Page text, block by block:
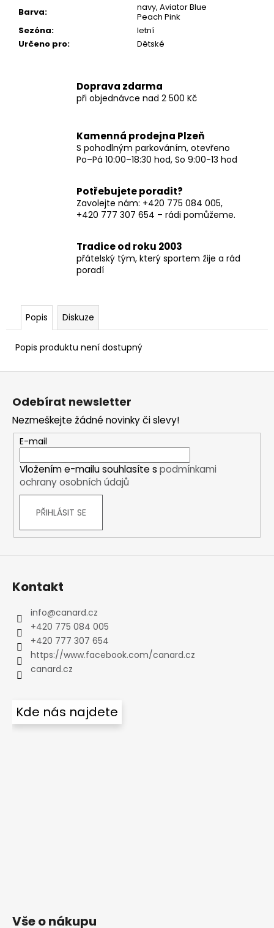
Barva:
navy, Aviator Blue
Peach Pink
Sezóna:
letní
Určeno pro: Dětské
Doprava zdarma
při objednávce nad 2 500 Kč
Kamenná prodejna Plzeň
S pohodlným parkováním, otevřeno
Po–Pá 10:00–18:30 hod, So 9:00-13 hod
Potřebujete poradit?
Zavolejte nám: +420 775 084 005,
+420 777 307 654 – rádi pomůžeme.
Tradice od roku 2003
přátelský tým, který sportem žije a rád
poradí
Popis Diskuze
Popis produktu není dostupný
Z
Odebírat newsletter
Nezmeškejte žádné novinky či slevy!
E-mail
Vložením e-mailu souhlasíte s podmínkami
ochrany osobních údajů
PŘIHLÁSIT SE
Kontakt
info@canard.cz
+420 775 084 005
+420 777 307 654
https://www.facebook.com/canard.cz
canard.cz
Kde nás najdete
Vše o nákupu